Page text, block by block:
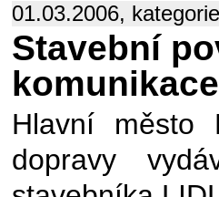
01.03.2006,
Stavební
Hlavní město
dopravy